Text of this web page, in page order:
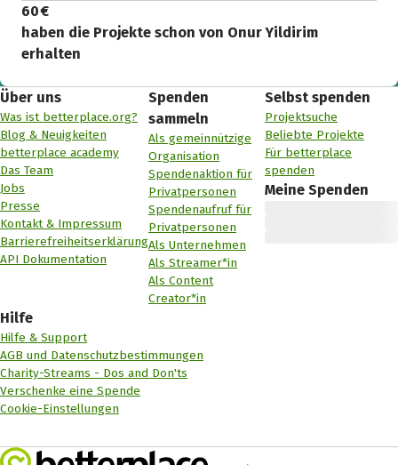
60 €
haben die Projekte schon von Onur Yildirim
erhalten
Über uns
Was ist betterplace.org?
Blog & Neuigkeiten
betterplace academy
Das Team
Jobs
Presse
Kontakt & Impressum
Barrierefreiheitserklärung
API Dokumentation
Spenden
sammeln
Als gemeinnützige
Organisation
Spendenaktion für
Privatpersonen
Spendenaufruf für
Privatpersonen
Als Unternehmen
Als Streamer*in
Als Content
Creator*in
Selbst spenden
Projektsuche
Beliebte Projekte
Für betterplace
spenden
Meine Spenden
Hilfe
Hilfe & Support
AGB und Datenschutzbestimmungen
Charity-Streams - Dos and Don'ts
Verschenke eine Spende
Cookie-Einstellungen